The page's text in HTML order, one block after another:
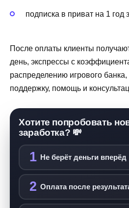
подписка в приват на 1 год
После оплаты клиенты
день, экспрессы с
распределению игрового банка,
поддержку, помощь и
Хотите попробовать
заработка? 💸
1 Не берёт деньги вперёд
2 Оплата после